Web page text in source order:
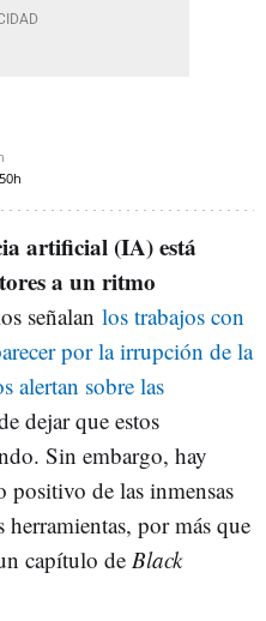
artificial (IA) está
a un ritmo
señalan los trabajos con
por la irrupción de la
alertan sobre las
dejar que estos
Sin embargo, hay
positivo de las inmensas
herramientas, por más que
capítulo de Black